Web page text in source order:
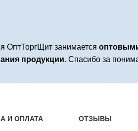
ОптТоргЩит занимается
продукции. Спасибо за
И ОПЛАТА ОТЗЫВЫ